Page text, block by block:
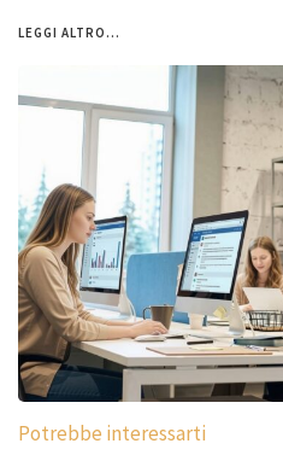
LEGGI ALTRO...
Potrebbe interessarti